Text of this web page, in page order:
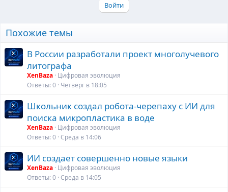
Войти
Похожие темы
В России разработали проект многолучевого
литографа
XenBaza Цифровая эволюция
Ответы 0 Четверг в 18:05
Школьник создал робота-черепаху с ИИ для
поиска микропластика в воде
XenBaza Цифровая эволюция
Ответы 0 Среда в 14:06
ИИ создает совершенно новые языки
XenBaza Цифровая эволюция
Ответы 0 Среда в 14:05